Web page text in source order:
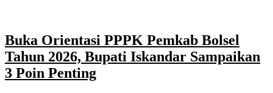
Buka Orientasi PPPK Pemkab Bolsel
Tahun 2026, Bupati Iskandar Sampaikan
3 Poin Penting